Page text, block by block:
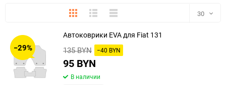
ПлиткаПодробноКомпактно 30
−29%
Автоковрики EVA для Fiat 131
135 BYN −40 BYN
95 BYN
В наличии